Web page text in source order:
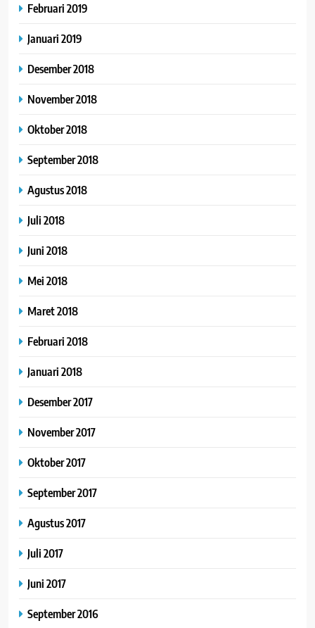
Februari 2019
Januari 2019
Desember 2018
November 2018
Oktober 2018
September 2018
Agustus 2018
Juli 2018
Juni 2018
Mei 2018
Maret 2018
Februari 2018
Januari 2018
Desember 2017
November 2017
Oktober 2017
September 2017
Agustus 2017
Juli 2017
Juni 2017
September 2016